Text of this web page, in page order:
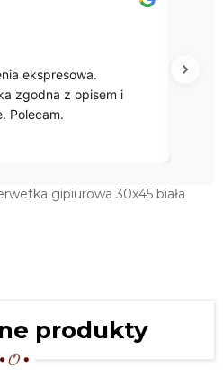
ekspresowa.
zgodna z opisem i
Polecam.
gipiurowa 30x45 biała
produkty